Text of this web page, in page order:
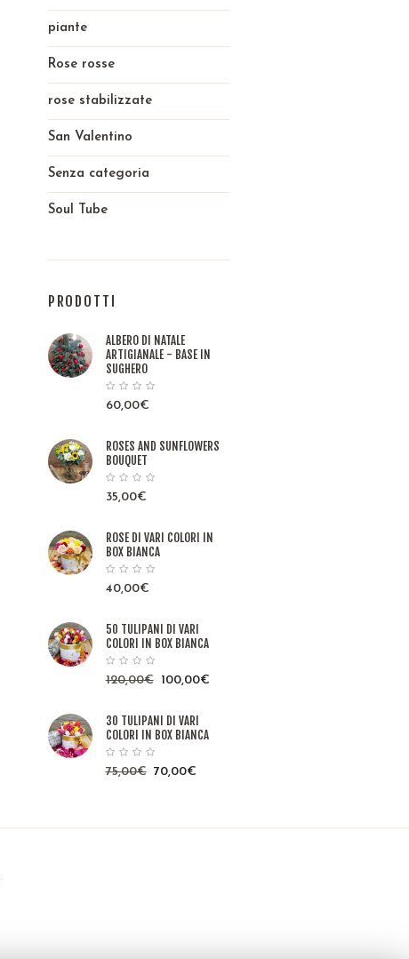
piante
Rose rosse
rose stabilizzate
San Valentino
Senza categoria
Soul Tube
PRODOTTI
ALBERO DI NATALE
ARTIGIANALE - BASE IN
SUGHERO
60,00€
ROSES AND SUNFLOWERS
BOUQUET
35,00€
ROSE DI VARI COLORI IN
BOX BIANCA
40,00€
50 TULIPANI DI VARI
COLORI IN BOX BIANCA
120,00€ 100,00€
30 TULIPANI DI VARI
COLORI IN BOX BIANCA
75,00€ 70,00€